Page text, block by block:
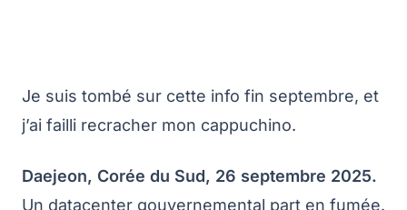
Je suis tombé sur cette info fin septembre, et
j’ai failli recracher mon cappuchino.
Daejeon, Corée du Sud, 26 septembre 2025.
Un datacenter gouvernemental part en fumée.